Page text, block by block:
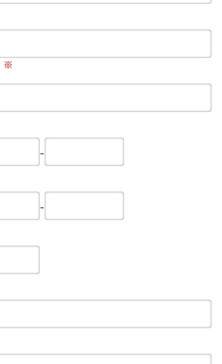
※
-
-